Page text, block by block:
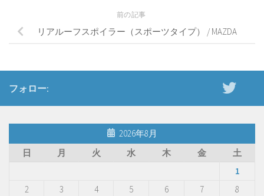
前の記事
リアルーフスポイラー（スポーツタイプ） / MAZDA
フォロー:
2026年8月
日
月 火 水 木 金
土
1
2
3 4 5 6 7
8